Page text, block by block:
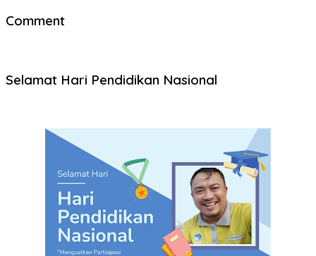
Comment
Selamat Hari Pendidikan Nasional